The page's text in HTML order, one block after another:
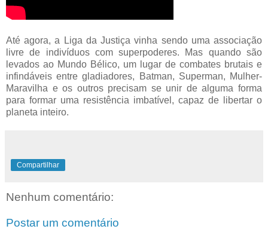
Até agora, a Liga da Justiça vinha sendo uma associação
livre de indivíduos com superpoderes. Mas quando são
levados ao Mundo Bélico, um lugar de combates brutais e
infindáveis entre gladiadores, Batman, Superman, Mulher-
Maravilha e os outros precisam se unir de alguma forma
para formar uma resistência imbatível, capaz de libertar o
planeta inteiro.
Compartilhar
Nenhum comentário:
Postar um comentário